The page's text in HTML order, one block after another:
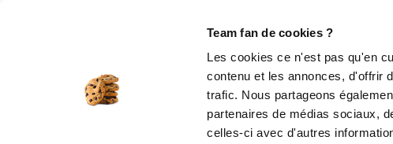
Team fan de cookies ?
Les cookies ce n'est pas qu'en
contenu et les annonces, d'offrir
trafic. Nous partageons
partenaires de médias sociaux,
celles-ci avec d'autres